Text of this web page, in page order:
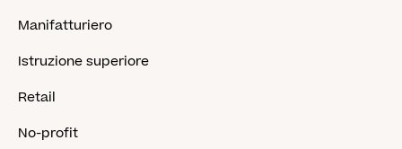
Manifatturiero
Istruzione superiore
Retail
No-profit